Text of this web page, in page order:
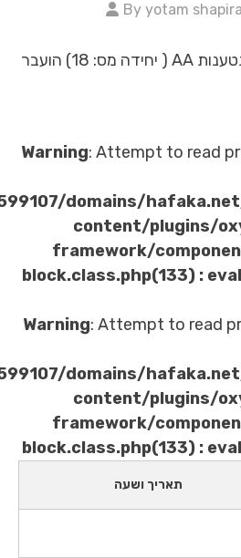
פריט שהושאל: בטריה נטענות AA ( יחידה מס: 18) הועבר
Warning:
/home/u621599107/
Warning:
/home/u621599107/